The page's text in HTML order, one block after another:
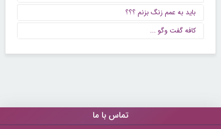
باید به عمم زنگ بزنم ؟؟؟
كافه گفت وگو ...
تماس با ما